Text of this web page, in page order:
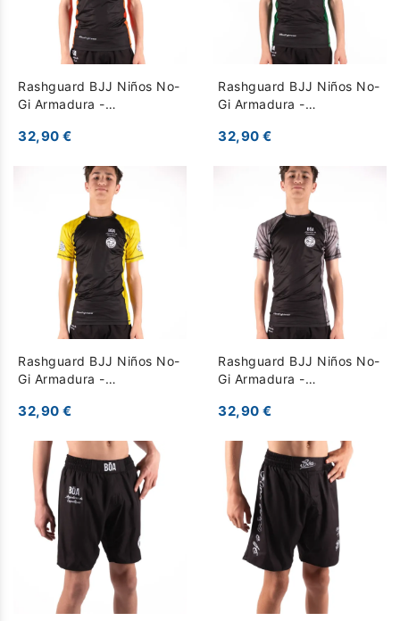
Rashguard BJJ Niños No-
Gi Armadura -
32,90 €
Rashguard BJJ Niños No-
Gi Armadura -
32,90 €
Rashguard BJJ Niños No-
Gi Armadura -
32,90 €
Rashguard BJJ Niños No-
Gi Armadura -
32,90 €